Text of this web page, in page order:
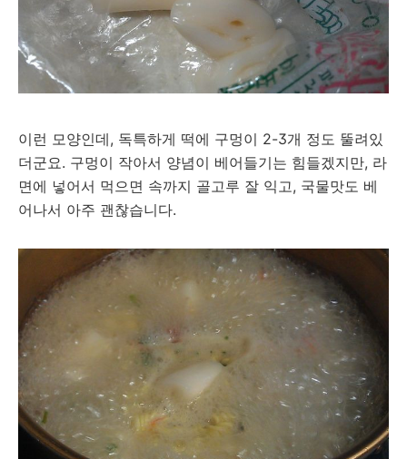
이런 모양인데, 독특하게 떡에 구멍이 2-3개 정도 뚤려있
더군요. 구멍이 작아서 양념이 베어들기는 힘들겠지만, 라
면에 넣어서 먹으면 속까지 골고루 잘 익고, 국물맛도 베
어나서 아주 괜찮습니다.